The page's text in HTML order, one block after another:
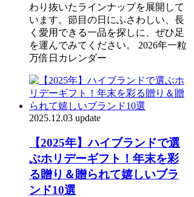
わり抜いたラインナップを展開して
います。節目の日にふさわしい、長
く愛用できる一品を探しに、ぜひ足
を運んでみてください。 2026年一粒
万倍日カレンダー
2025.12.03 update
【2025年】ハイブランドで選
ぶホリデーギフト！年末を彩
る贈り＆贈られて嬉しいブラ
ンド10選